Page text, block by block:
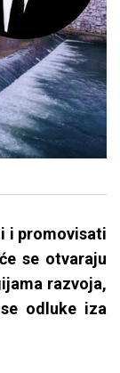
i promovisati
se otvaraju
razvoja,
odluke iza